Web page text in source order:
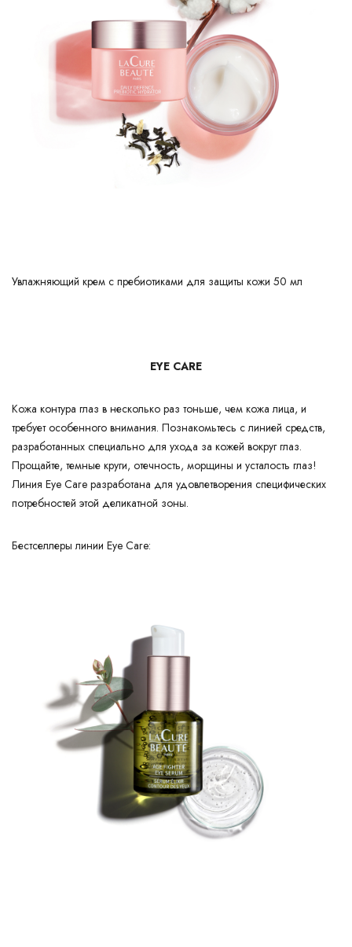
Увлажняющий крем с пребиотиками для защиты кожи 50 мл
EYE CARE
Кожа контура глаз в несколько раз тоньше, чем кожа лица, и
требует особенного внимания. Познакомьтесь с линией средств,
разработанных специально для ухода за кожей вокруг глаз.
Прощайте, темные круги, отечность, морщины и усталость глаз!
Линия Eye Care разработана для удовлетворения специфических
потребностей этой деликатной зоны.
Бестселлеры линии Eye Care: